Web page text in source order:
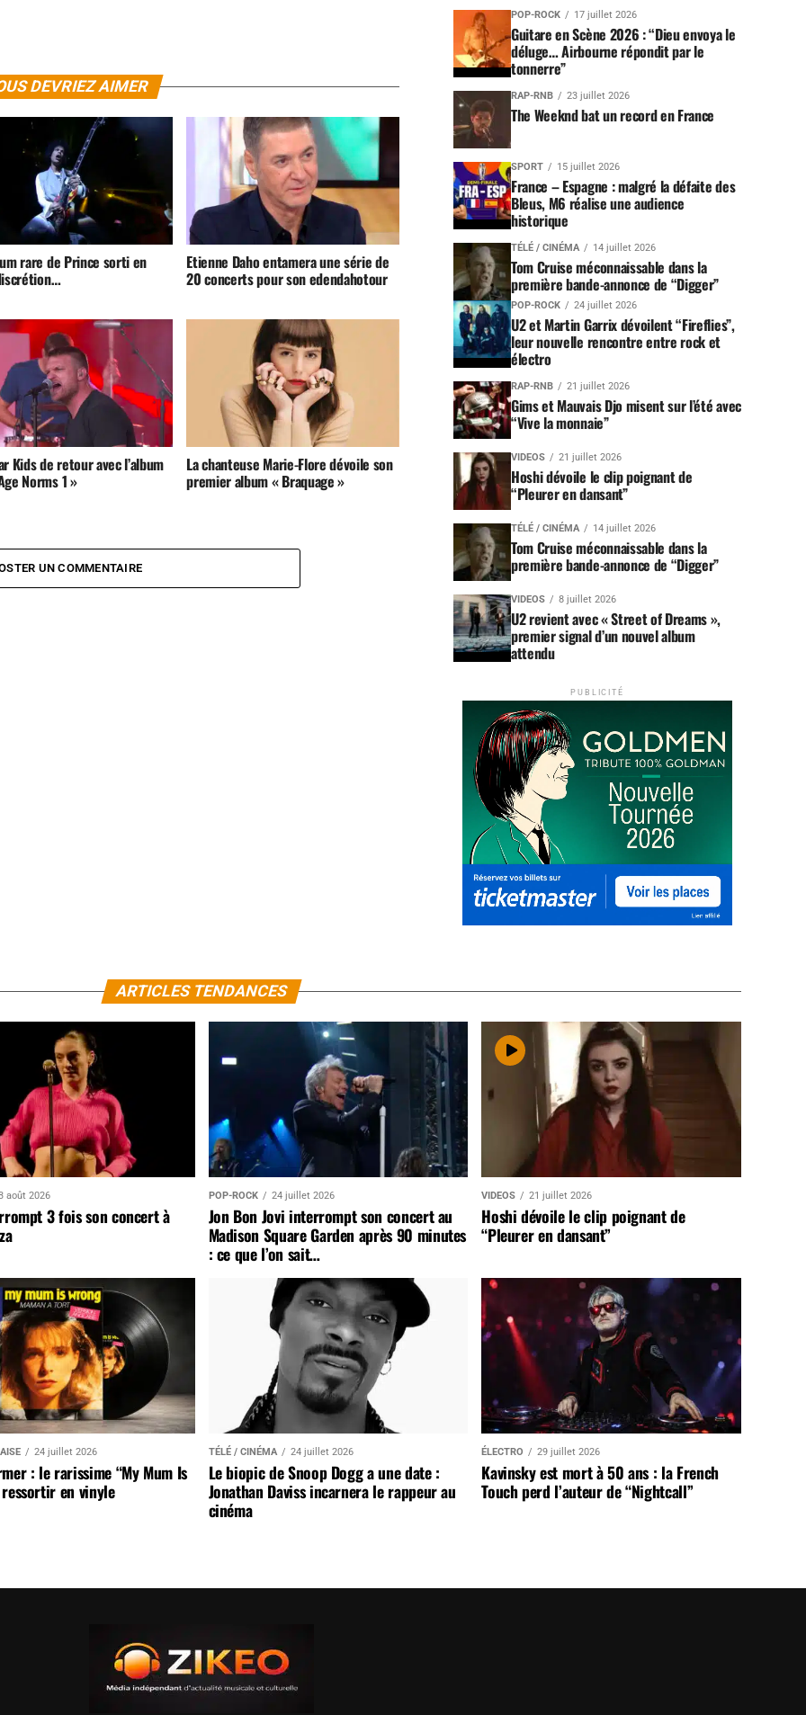
DEVRIEZ AIMER
rare de Prince sorti en Etienne Daho entamera une série de
20 concerts pour son edendahotour
Kids de retour avec l’album
Norms 1 »
La chanteuse Marie-Flore dévoile son
premier album « Braquage »
UN COMMENTAIRE
POP-ROCK 17 juillet 2026
Guitare en Scène 2026 : “Dieu envoya le
déluge… Airbourne répondit par le
tonnerre”
RAP-RNB 23 juillet 2026
The Weeknd bat un record en France
SPORT 15 juillet 2026
France – Espagne : malgré la défaite des
Bleus, M6 réalise une audience
historique
TÉLÉ / CINÉMA 14 juillet 2026
Tom Cruise méconnaissable dans la
première bande-annonce de “Digger”
POP-ROCK 24 juillet 2026
U2 et Martin Garrix dévoilent “Fireflies”,
leur nouvelle rencontre entre rock et
électro
RAP-RNB 21 juillet 2026
Gims et Mauvais Djo misent sur l’été avec
“Vive la monnaie”
VIDEOS 21 juillet 2026
Hoshi dévoile le clip poignant de
“Pleurer en dansant”
TÉLÉ / CINÉMA 14 juillet 2026
Tom Cruise méconnaissable dans la
première bande-annonce de “Digger”
VIDEOS 8 juillet 2026
U2 revient avec « Street of Dreams »,
premier signal d’un nouvel album
attendu
PUBLICITÉ
ARTICLES TENDANCES
août 2026
3 fois son concert à
POP-ROCK 24 juillet 2026
Jon Bon Jovi interrompt son concert au
Madison Square Garden après 90 minutes
: ce que l’on sait…
VIDEOS 21 juillet 2026
Hoshi dévoile le clip poignant de
“Pleurer en dansant”
24 juillet 2026
: le rarissime “My Mum Is
ressortir en vinyle
TÉLÉ / CINÉMA 24 juillet 2026
Le biopic de Snoop Dogg a une date :
Jonathan Daviss incarnera le rappeur au
cinéma
ÉLECTRO 29 juillet 2026
Kavinsky est mort à 50 ans : la French
Touch perd l’auteur de “Nightcall”